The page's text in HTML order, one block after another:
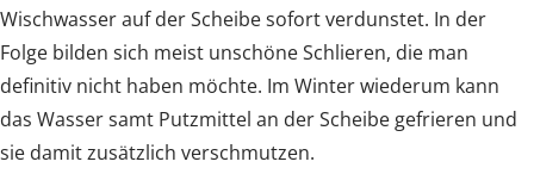
Wischwasser auf der Scheibe sofort verdunstet. In der
Folge bilden sich meist unschöne Schlieren, die man
definitiv nicht haben möchte. Im Winter wiederum kann
das Wasser samt Putzmittel an der Scheibe gefrieren und
sie damit zusätzlich verschmutzen.